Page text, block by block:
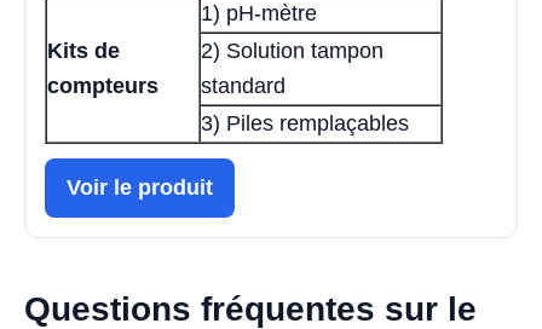
Kits de
compteurs
1) pH-mètre
2) Solution tampon
standard
3) Piles remplaçables
Voir le produit
Questions fréquentes sur le